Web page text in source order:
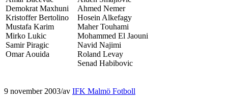
Demokrat Maxhuni
Kristoffer Bertolino
Mustafa Karim
Mirko Lukic
Samir Piragic
Omar Aouida
Ahmed Nemer
Hosein Alkefagy
Maher Touhami
Mohammed El Jaouni
Navid Najimi
Roland Levay
Senad Habibovic
9 november 2003/av IFK Malmö Fotboll